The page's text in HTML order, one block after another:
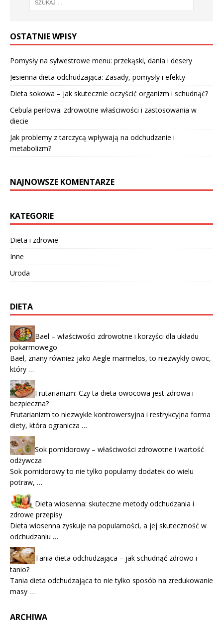
OSTATNIE WPISY
Pomysły na sylwestrowe menu: przekąski, dania i desery
Jesienna dieta odchudzająca: Zasady, pomysły i efekty
Dieta sokowa – jak skutecznie oczyścić organizm i schudnąć?
Cebula perłowa: zdrowotne właściwości i zastosowania w
diecie
Jak problemy z tarczycą wpływają na odchudzanie i
metabolizm?
NAJNOWSZE KOMENTARZE
KATEGORIE
Dieta i zdrowie
Inne
Uroda
DIETA
Bael – właściwości zdrowotne i korzyści dla układu
pokarmowego
Bael, znany również jako Aegle marmelos, to niezwykły owoc,
który …
Frutarianizm: Czy ta dieta owocowa jest zdrowa i
bezpieczna?
Frutarianizm to niezwykle kontrowersyjna i restrykcyjna forma
diety, która ogranicza …
Sok pomidorowy – właściwości zdrowotne i wartość
odżywcza
Sok pomidorowy to nie tylko popularny dodatek do wielu
potraw, …
Dieta wiosenna: skuteczne metody odchudzania i
zdrowe przepisy
Dieta wiosenna zyskuje na popularności, a jej skuteczność w
odchudzaniu …
Tania dieta odchudzająca – jak schudnąć zdrowo i
tanio?
Tania dieta odchudzająca to nie tylko sposób na zredukowanie
masy …
ARCHIWA